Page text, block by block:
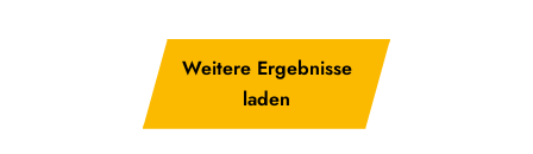
Weitere Ergebnisse
laden